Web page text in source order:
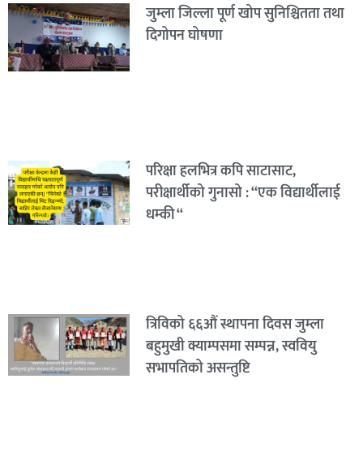
जुम्ला जिल्ला पूर्ण खोप सुनिश्चितता तथा
दिगोपन घोषणा
परिक्षा हलभित्र कपि साटासाट,
परीक्षार्थीको गुनासो : “एक विद्यार्थीलाई
धम्की “
त्रिविको ६६औं स्थापना दिवस जुम्ला
बहुमुखी क्याम्पसमा सम्पन्न, स्ववियु
सभापतिको असन्तुष्टि